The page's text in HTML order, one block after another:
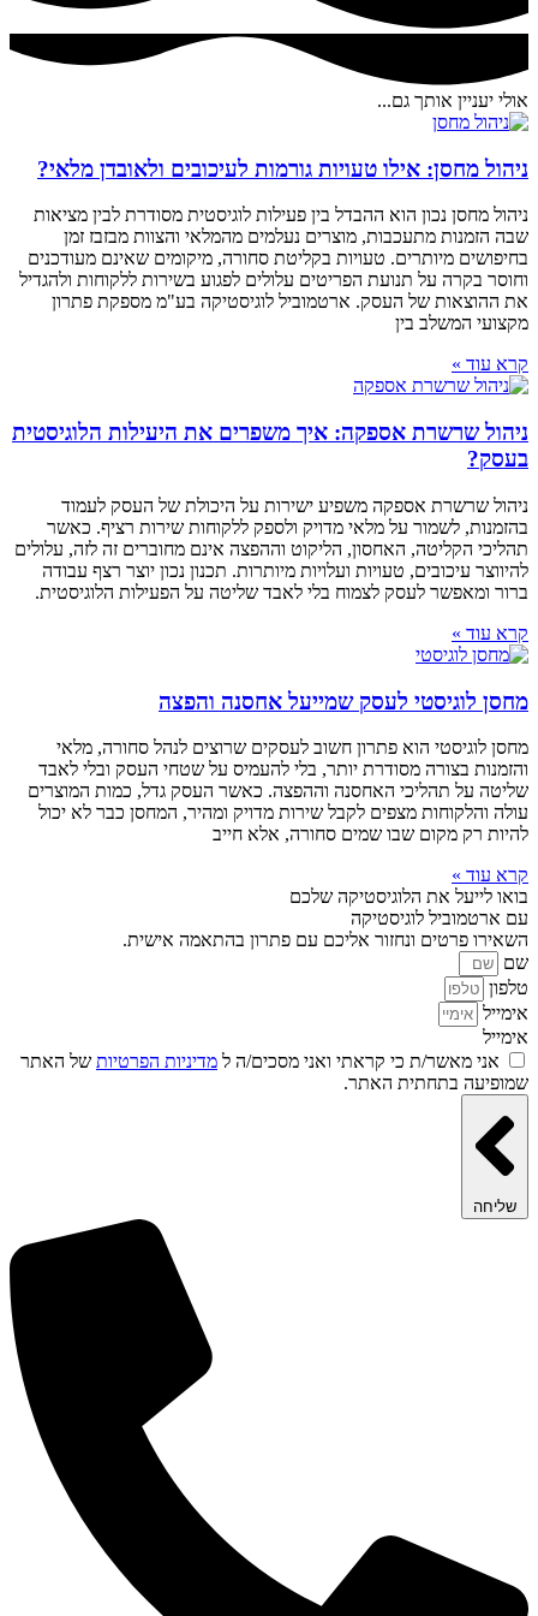
אולי יעניין אותך גם...
ניהול מחסן: אילו טעויות גורמות לעיכובים ולאובדן מלאי?
ניהול מחסן נכון הוא ההבדל בין פעילות לוגיסטית מסודרת לבין מציאות
שבה הזמנות מתעכבות, מוצרים נעלמים מהמלאי והצוות מבזבז זמן
בחיפושים מיותרים. טעויות בקליטת סחורה, מיקומים שאינם מעודכנים
וחוסר בקרה על תנועת הפריטים עלולים לפגוע בשירות ללקוחות ולהגדיל
את ההוצאות של העסק. ארטמוביל לוגיסטיקה בע"מ מספקת פתרון
מקצועי המשלב בין
קרא עוד »
ניהול שרשרת אספקה: איך משפרים את היעילות הלוגיסטית
בעסק?
ניהול שרשרת אספקה משפיע ישירות על היכולת של העסק לעמוד
בהזמנות, לשמור על מלאי מדויק ולספק ללקוחות שירות רציף. כאשר
תהליכי הקליטה, האחסון, הליקוט וההפצה אינם מחוברים זה לזה, עלולים
להיווצר עיכובים, טעויות ועלויות מיותרות. תכנון נכון יוצר רצף עבודה
ברור ומאפשר לעסק לצמוח בלי לאבד שליטה על הפעילות הלוגיסטית.
קרא עוד »
מחסן לוגיסטי לעסק שמייעל אחסנה והפצה
מחסן לוגיסטי הוא פתרון חשוב לעסקים שרוצים לנהל סחורה, מלאי
והזמנות בצורה מסודרת יותר, בלי להעמיס על שטחי העסק ובלי לאבד
שליטה על תהליכי האחסנה וההפצה. כאשר העסק גדל, כמות המוצרים
עולה והלקוחות מצפים לקבל שירות מדויק ומהיר, המחסן כבר לא יכול
להיות רק מקום שבו שמים סחורה, אלא חייב
קרא עוד »
בואו לייעל את הלוגיסטיקה שלכם
עם ארטמוביל לוגיסטיקה
השאירו פרטים ונחזור אליכם עם פתרון בהתאמה אישית.
שם
טלפון
אימייל
אימייל
אני מאשר/ת כי קראתי ואני מסכים/ה ל מדיניות הפרטיות של האתר
שמופיעה בתחתית האתר.
שליחה